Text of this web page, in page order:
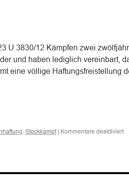
U 3830/12 Kämpfen zwei
und haben lediglich vereinbart,
eine völlige Haftungsfreistellung
, Stockkampf | Kommentare deaktiviertfür